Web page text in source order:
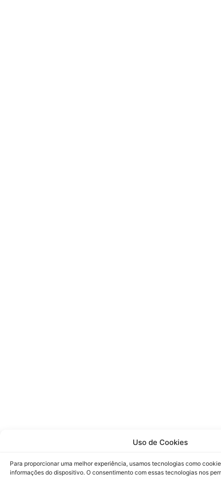
Uso de Cookies
Para proporcionar uma melhor experiência, usamos tecnologias como
informações do dispositivo. O consentimento com essas tecnologias nos